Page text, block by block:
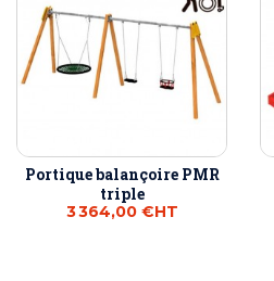
Portique balançoire PMR
triple
3 364,00 €HT